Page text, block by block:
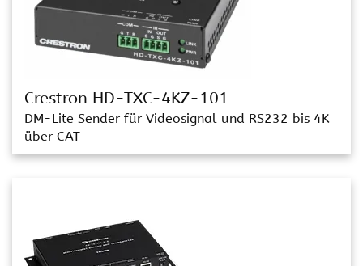
Crestron HD-TXC-4KZ-101
DM-Lite Sender für Videosignal und RS232 bis 4K
über CAT